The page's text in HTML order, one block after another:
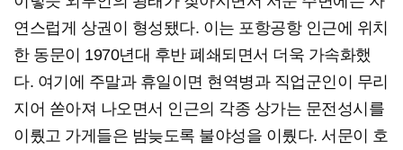
연스럽게 상권이 형성됐다. 이는 포항공항 인근에 위치
한 동문이 1970년대 후반 폐쇄되면서 더욱 가속화했
다. 여기에 주말과 휴일이면 현역병과 직업군인이 무리
지어 쏟아져 나오면서 인근의 각종 상가는 문전성시를
이뤘고 가게들은 밤늦도록 불야성을 이뤘다. 서문이 호